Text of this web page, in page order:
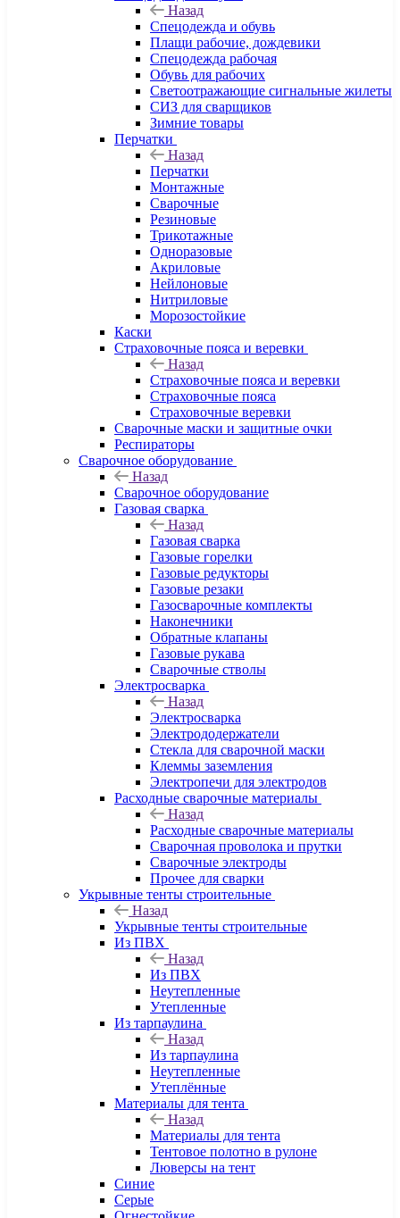
Назад
Спецодежда и обувь
Плащи рабочие, дождевики
Спецодежда рабочая
Обувь для рабочих
Светоотражающие сигнальные жилеты
СИЗ для сварщиков
Зимние товары
Перчатки
Назад
Перчатки
Монтажные
Сварочные
Резиновые
Трикотажные
Одноразовые
Акриловые
Нейлоновые
Нитриловые
Морозостойкие
Каски
Страховочные пояса и веревки
Назад
Страховочные пояса и веревки
Страховочные пояса
Страховочные веревки
Сварочные маски и защитные очки
Респираторы
Сварочное оборудование
Назад
Сварочное оборудование
Газовая сварка
Назад
Газовая сварка
Газовые горелки
Газовые редукторы
Газовые резаки
Газосварочные комплекты
Наконечники
Обратные клапаны
Газовые рукава
Сварочные стволы
Электросварка
Назад
Электросварка
Электрододержатели
Стекла для сварочной маски
Клеммы заземления
Электропечи для электродов
Расходные сварочные материалы
Назад
Расходные сварочные материалы
Сварочная проволока и прутки
Сварочные электроды
Прочее для сварки
Укрывные тенты строительные
Назад
Укрывные тенты строительные
Из ПВХ
Назад
Из ПВХ
Неутепленные
Утепленные
Из тарпаулина
Назад
Из тарпаулина
Неутепленные
Утеплённые
Материалы для тента
Назад
Материалы для тента
Тентовое полотно в рулоне
Люверсы на тент
Синие
Серые